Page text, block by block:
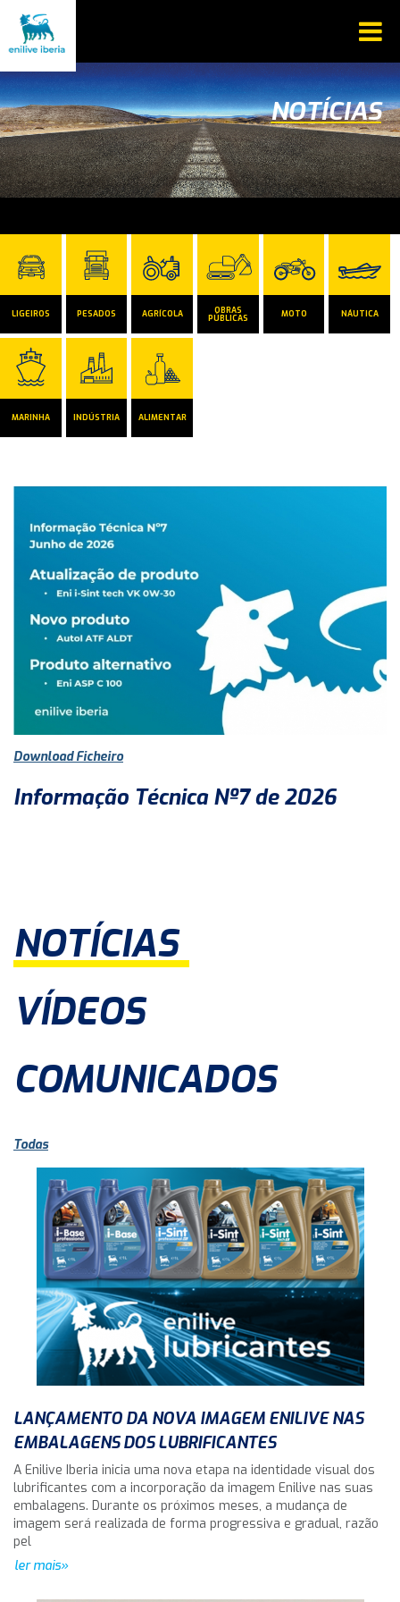
NOTÍCIAS
LIGEIROS PESADOS AGRÍCOLA OBRAS
PÚBLICAS MOTO NÁUTICA
MARINHA INDÚSTRIA ALIMENTAR
Download Ficheiro
Informação Técnica Nº7 de 2026
NOTÍCIAS
VÍDEOS
COMUNICADOS
Todas
LANÇAMENTO DA NOVA IMAGEM ENILIVE NAS
EMBALAGENS DOS LUBRIFICANTES
A Enilive Iberia inicia uma nova etapa na identidade visual dos
lubrificantes com a incorporação da imagem Enilive nas suas
embalagens. Durante os próximos meses, a mudança de
imagem será realizada de forma progressiva e gradual, razão
pel
ler mais»